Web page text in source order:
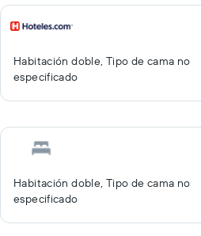
Habitación doble, Tipo de cama no
especificado
Habitación doble, Tipo de cama no
especificado